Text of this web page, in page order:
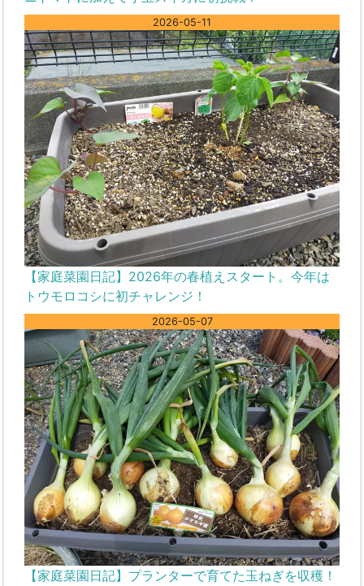
2026-05-11
【家庭菜園日記】2026年の春植えスタート。今年は
トウモロコシに初チャレンジ！
2026-05-07
【家庭菜園日記】プランターで育てた玉ねぎを収穫！